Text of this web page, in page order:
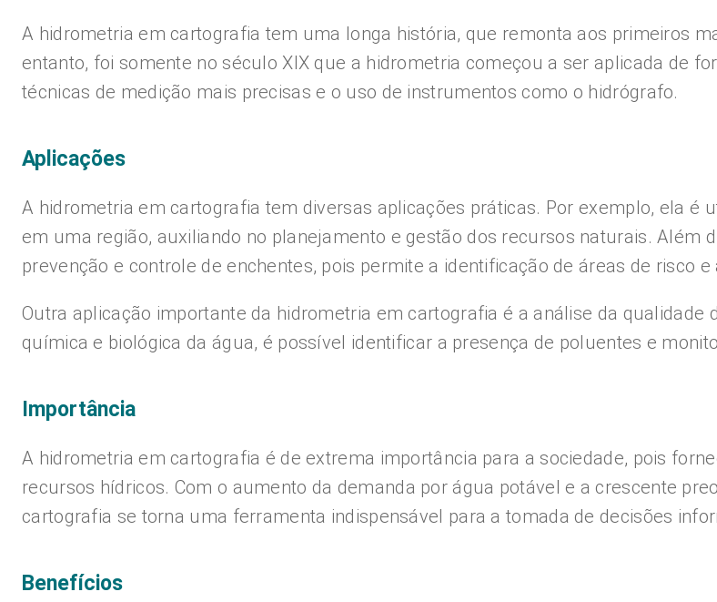
A hidrometria em cartografia tem uma longa história, que remonta aos primeiros
entanto, foi somente no século XIX que a hidrometria começou a ser aplicada de
técnicas de medição mais precisas e o uso de instrumentos como o hidrógrafo.
Aplicações
A hidrometria em cartografia tem diversas aplicações práticas. Por exemplo, ela é
em uma região, auxiliando no planejamento e gestão dos recursos naturais. Além
prevenção e controle de enchentes, pois permite a identificação de áreas de risco
Outra aplicação importante da hidrometria em cartografia é a análise da
química e biológica da água, é possível identificar a presença de poluentes e
Importância
A hidrometria em cartografia é de extrema importância para a sociedade, pois
recursos hídricos. Com o aumento da demanda por água potável e a crescente
cartografia se torna uma ferramenta indispensável para a tomada de decisões
Benefícios